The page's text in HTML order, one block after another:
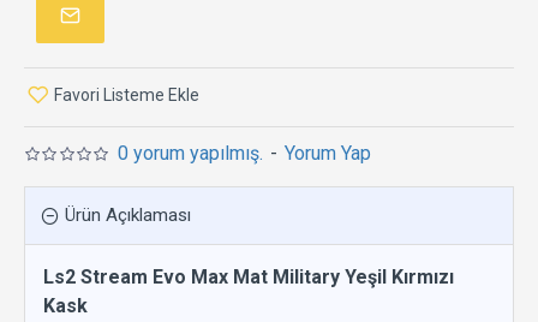
0 yorum yapılmış. - Yorum Yap
Favori Listeme Ekle
Ürün Açıklaması
Ls2 Stream Evo Max Mat Military Yeşil Kırmızı
Kask